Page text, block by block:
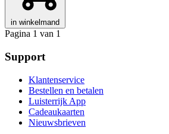
in winkelmand
Pagina 1 van 1
Support
Klantenservice
Bestellen en betalen
Luisterrijk App
Cadeaukaarten
Nieuwsbrieven